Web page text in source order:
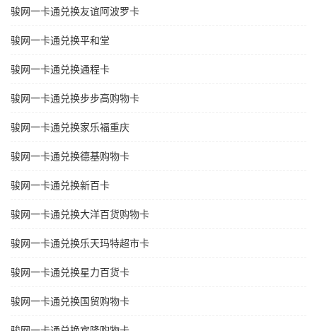
骏网一卡通兑换友谊阿波罗卡
骏网一卡通兑换平和堂
骏网一卡通兑换通程卡
骏网一卡通兑换步步高购物卡
骏网一卡通兑换家乐福重庆
骏网一卡通兑换德基购物卡
骏网一卡通兑换新百卡
骏网一卡通兑换大洋百货购物卡
骏网一卡通兑换乐天玛特超市卡
骏网一卡通兑换星力百货卡
骏网一卡通兑换国贸购物卡